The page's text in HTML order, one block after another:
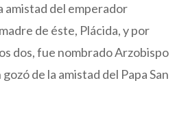
amistad del emperador
de éste, Plácida, y por
dos, fue nombrado Arzobispo
de la amistad del Papa San